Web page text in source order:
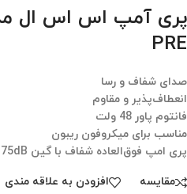
PRE
صدای شفاف و رسا
انعطاف‌پذیر و مقاوم
فانتوم پاور 48 ولت
مناسب برای میکروفون ریبون
پری امپ فوق‌العاده شفاف با گین 75dB
مقایسه افزودن به علاقه مندی